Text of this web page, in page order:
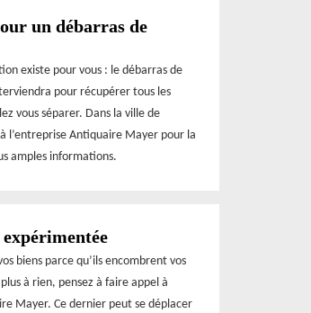
un débarras de
existe pour vous : le débarras de
pour récupérer tous les
vous séparer. Dans la ville de
l’entreprise Antiquaire Mayer pour la
amples informations.
biens parce qu’ils encombrent vos
à rien, pensez à faire appel à
Mayer. Ce dernier peut se déplacer